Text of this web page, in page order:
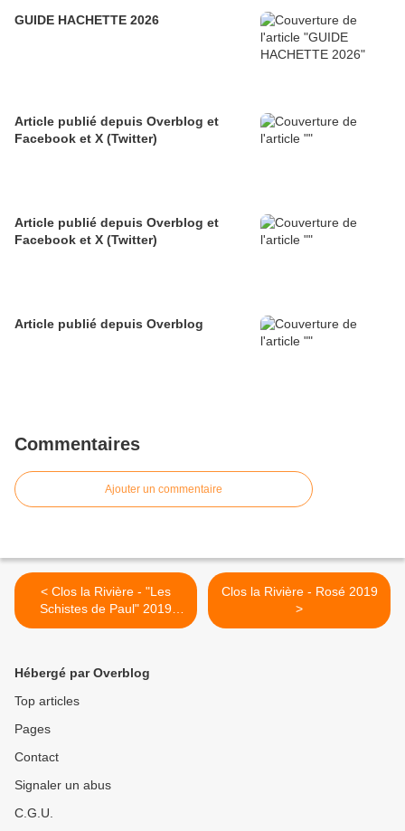
GUIDE HACHETTE 2026
Article publié depuis Overblog et
Facebook et X (Twitter)
Article publié depuis Overblog et
Facebook et X (Twitter)
Article publié depuis Overblog
Commentaires
Ajouter un commentaire
< Clos la Rivière - "Les
Schistes de Paul" 2019
disponible à la vente...
Clos la Rivière - Rosé 2019
>
Hébergé par Overblog
Top articles
Pages
Contact
Signaler un abus
C.G.U.